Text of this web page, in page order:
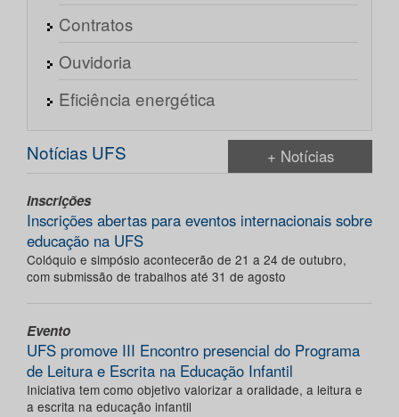
Contratos
Ouvidoria
Eficiência energética
Notícias UFS + Notícias
Inscrições
Inscrições abertas para eventos internacionais sobre
educação na UFS
Colóquio e simpósio acontecerão de 21 a 24 de outubro,
com submissão de trabalhos até 31 de agosto
Evento
UFS promove III Encontro presencial do Programa
de Leitura e Escrita na Educação Infantil
Iniciativa tem como objetivo valorizar a oralidade, a leitura e
a escrita na educação infantil